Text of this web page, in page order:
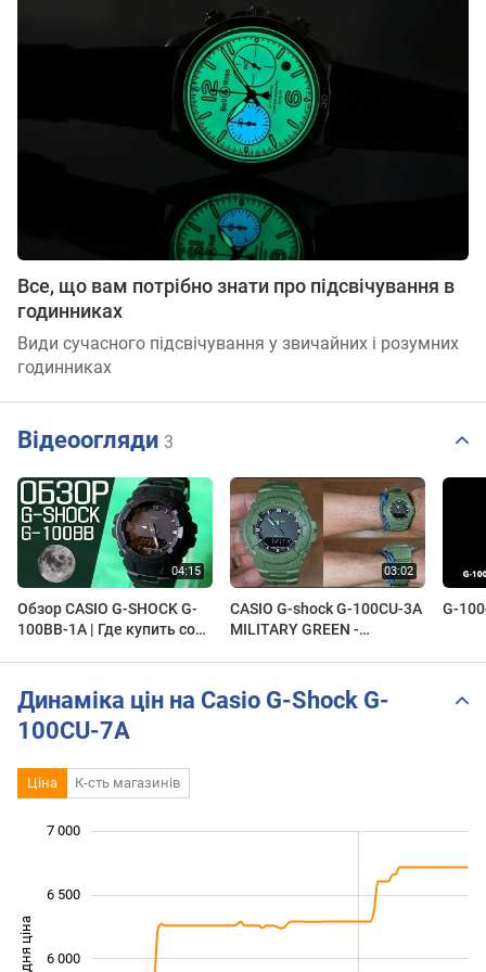
Все, що вам потрібно знати про підсвічування в
годинниках
Види сучасного підсвічування у звичайних і розумних
годинниках
Відеоогляди 3
Обзор CASIO G-SHOCK G-
100BB-1A | Где купить со
CASIO G-shock G-100CU-3A
MILITARY GREEN -
G-
Динаміка цін на Casio G-Shock G-
100CU-7A
Ціна К-сть магазинів
5 400
6 000
7 000
6 500